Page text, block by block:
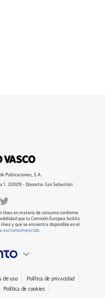
Publicaciones, S.A.
1. 20009 - Donostia-San Sebastián
línea en materia de consumo conforme
que la Comisión Europea facilita
y que se encuentra disponible en el
consumers/odr.
de uso
Política de privacidad
Política de cookies